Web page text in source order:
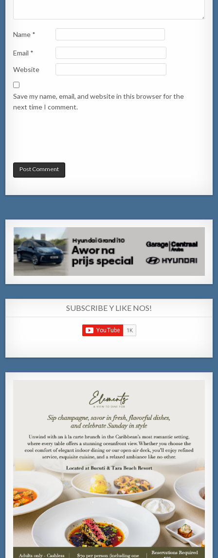
Name *
Email *
Website
Save my name, email, and website in this browser for the
next time I comment.
SUBSCRIBE Y LIKE NOS!